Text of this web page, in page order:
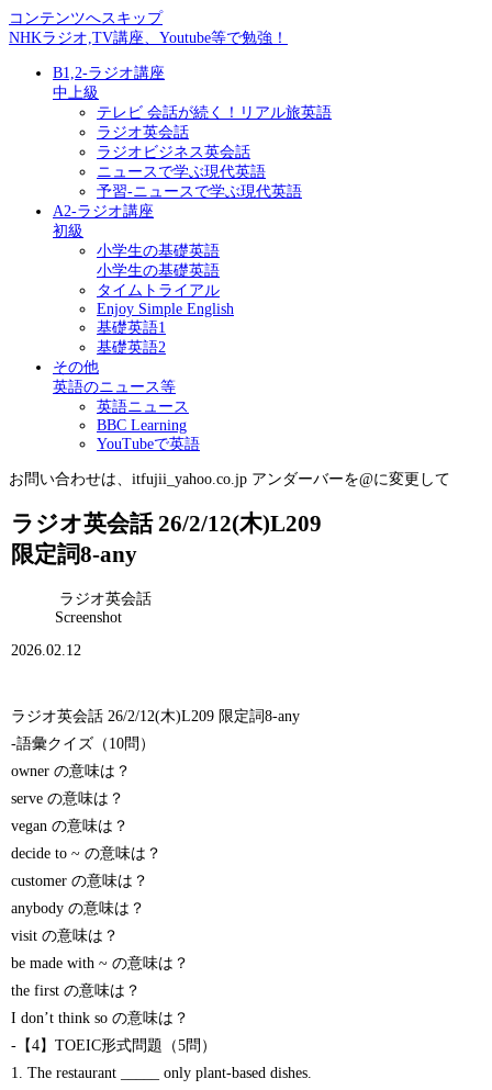
コンテンツへスキップ
NHKラジオ,TV講座、Youtube等で勉強！
B1,2-ラジオ講座
中上級
テレビ 会話が続く！リアル旅英語
ラジオ英会話
ラジオビジネス英会話
ニュースで学ぶ現代英語
予習-ニュースで学ぶ現代英語
A2-ラジオ講座
初級
小学生の基礎英語
小学生の基礎英語
タイムトライアル
Enjoy Simple English
基礎英語1
基礎英語2
その他
英語のニュース等
英語ニュース
BBC Learning
YouTubeで英語
お問い合わせは、itfujii_yahoo.co.jp アンダーバーを@に変更して
ラジオ英会話 26/2/12(木)L209
限定詞8-any
ラジオ英会話
Screenshot
2026.02.12
ラジオ英会話 26/2/12(木)L209 限定詞8-any
-語彙クイズ（10問）
owner の意味は？
serve の意味は？
vegan の意味は？
decide to ~ の意味は？
customer の意味は？
anybody の意味は？
visit の意味は？
be made with ~ の意味は？
the first の意味は？
I don’t think so の意味は？
-【4】TOEIC形式問題（5問）
1. The restaurant _____ only plant-based dishes.